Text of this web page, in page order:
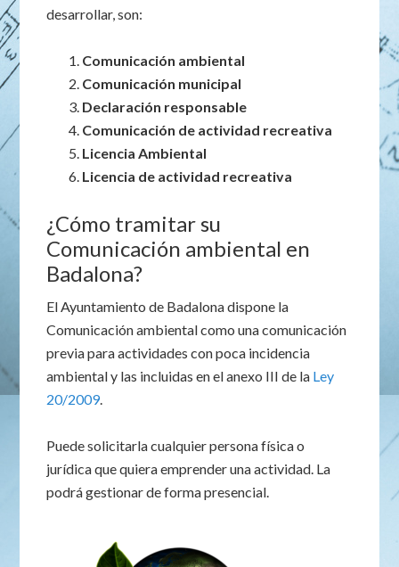
desarrollar, son:
Comunicación ambiental
Comunicación municipal
Declaración responsable
Comunicación de actividad recreativa
Licencia Ambiental
Licencia de actividad recreativa
¿Cómo tramitar su
Comunicación ambiental en
Badalona?
El Ayuntamiento de Badalona dispone la
Comunicación ambiental como una comunicación
previa para actividades con poca incidencia
ambiental y las incluidas en el anexo III de la Ley
20/2009.
Puede solicitarla cualquier persona física o
jurídica que quiera emprender una actividad. La
podrá gestionar de forma presencial.